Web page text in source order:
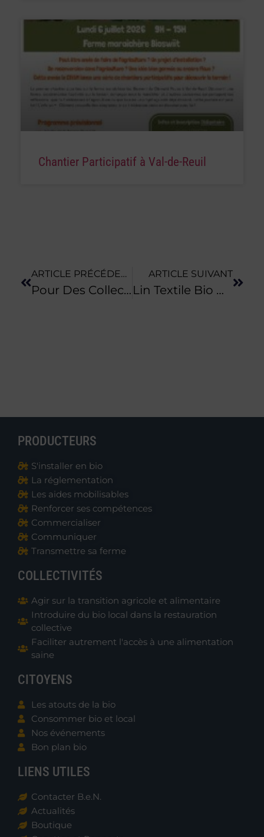
Chantier Participatif à Val-de-Reuil
ARTICLE PRÉCÉDENT
Pour Des Collectivités Actrices De La Qualité De Leur Alimentation !
ARTICLE SUIVANT
Lin Textile Bio Normand : Les Clés Du Succès
PRODUCTEURS
S'installer en bio
La réglementation
Les aides mobilisables
Renforcer ses compétences
Commercialiser
Communiquer
Transmettre sa ferme
COLLECTIVITÉS
Agir sur la transition agricole et alimentaire
Introduire du bio local dans la restauration
collective
Faciliter autrement l'accès à une alimentation
saine
CITOYENS
Les atouts de la bio
Consommer bio et local
Nos événements
Bon plan bio
LIENS UTILES
Contacter B.e.N.
Actualités
Boutique